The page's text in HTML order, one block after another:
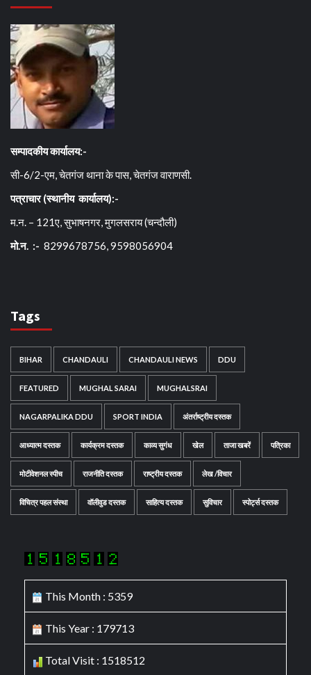
सम्पादकीय कार्यालय:-
सी-6/2-एम, चेतगंज थाना के पास, चेतगंज वाराणसी.
पत्राचार (स्थानीय कार्यालय):-
म.न. – 121ए, सुभाषनगर, मुगलसराय (चन्दौली)
मो.न. :- 8299678756, 9598056904
Tags
BIHAR CHANDAULI CHANDAULI NEWS DDU
FEATURED MUGHAL SARAI MUGHALSRAI
NAGARPALIKA DDU SPORT INDIA अंतर्राष्ट्रीय दस्तक
आध्यात्म दस्तक कार्यक्रम दस्तक काव्य सुगंध खेल ताजा खबरें पत्रिका
मोटीवेशनल स्पीच राजनीति दस्तक राष्ट्रीय दस्तक लेख /विचार
विचित्र पहल संस्था वॉलीवुड दस्तक साहित्य दस्तक सुविचार स्पोर्ट्स दस्तक
This Month : 5359
This Year : 179713
Total Visit : 1518512